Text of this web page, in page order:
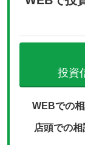
投資
WEBでの
店頭での